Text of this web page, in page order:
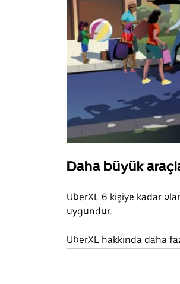
Daha büyük
UberXL 6 kişiye kadar
uygundur.
UberXL hakkında daha